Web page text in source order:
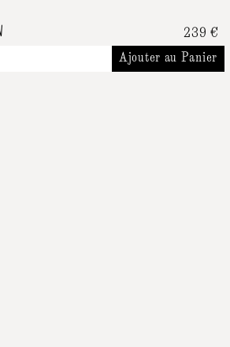
239 €
Ajouter au Panier